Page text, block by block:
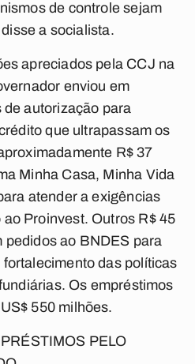
de controle sejam
a socialista.
apreciados pela CCJ na
enviou em
autorização para
que ultrapassam os
R$ 37
Minha Casa, Minha Vida
atender a exigências
Proinvest. Outros R$ 45
pedidos ao BNDES para
das políticas
Os empréstimos
550 milhões.
PELO